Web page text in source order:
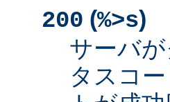
200 (%>s)
サーバ
タスコ